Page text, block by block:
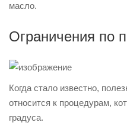
масло.
Ограничения по
Когда стало известно,
относится к процедурам,
градуса.